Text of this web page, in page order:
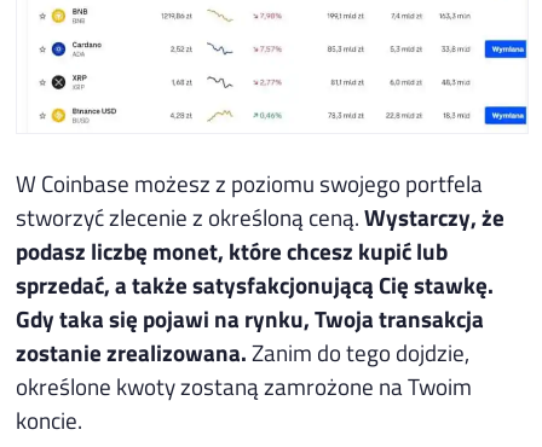
W Coinbase możesz z poziomu swojego portfela
stworzyć zlecenie z określoną ceną.Wystarczy, że
podasz liczbę monet, które chcesz kupić lub
sprzedać, a także satysfakcjonującą Cię stawkę.
Gdy taka się pojawi na rynku, Twoja transakcja
zostanie zrealizowana.Zanim do tego dojdzie,
określone kwoty zostaną zamrożone na Twoim
koncie.